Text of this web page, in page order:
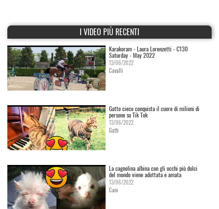
I VIDEO PIÙ RECENTI
Karakoram - Laura Lorenzetti - C130
Saturday - May 2022
13/06/2022
Cavalli
Gatto cieco conquista il cuore di milioni di
persone su Tik Tok
13/06/2022
Gatti
La cagnolina albina con gli occhi più dolci
del mondo viene adottata e amata
13/06/2022
Cani